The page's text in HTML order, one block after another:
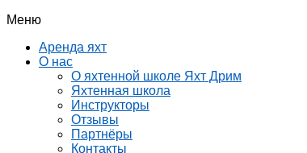
Меню
Аренда яхт
О нас
О яхтенной школе Яхт Дрим
Яхтенная школа
Инструкторы
Отзывы
Партнёры
Контакты